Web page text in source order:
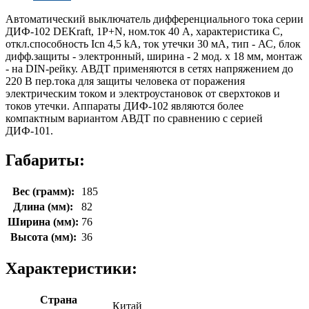
Автоматический выключатель дифференциального тока серии
ДИФ-102 DEKraft, 1P+N, ном.ток 40 А, характеристика C,
откл.способность Icn 4,5 kA, ток утечки 30 мА, тип - АС, блок
дифф.защиты - электронный, ширина - 2 мод. х 18 мм, монтаж
- на DIN-рейку. АВДТ применяются в сетях напряжением до
220 В пер.тока для защиты человека от поражения
электрическим током и электроустановок от сверхтоков и
токов утечки. Аппараты ДИФ-102 являются более
компактным вариантом АВДТ по сравнению с серией
ДИФ-101.
Габариты:
Вес (грамм):
185
Длина (мм):
82
Ширина (мм): 76
Высота (мм): 36
Характеристики:
Страна
Китай